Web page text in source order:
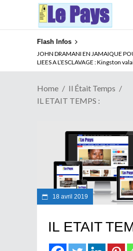
Flash Infos
JOHN DRAMANI EN JAMAIQUE
LIEES A L’ESCLAVAGE : Kingston
Home
Il Était Temps
IL ETAIT TEMPS :
18 avril 2019
IL ETAIT